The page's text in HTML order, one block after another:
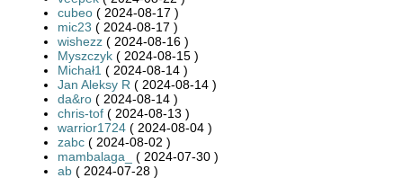
cubeo ( 2024-08-17 )
mic23 ( 2024-08-17 )
wishezz ( 2024-08-16 )
Myszczyk ( 2024-08-15 )
Michał1 ( 2024-08-14 )
Jan Aleksy R ( 2024-08-14 )
da&ro ( 2024-08-14 )
chris-tof ( 2024-08-13 )
warrior1724 ( 2024-08-04 )
zabc ( 2024-08-02 )
mambalaga_
( 2024-07-30 )
ab ( 2024-07-28 )